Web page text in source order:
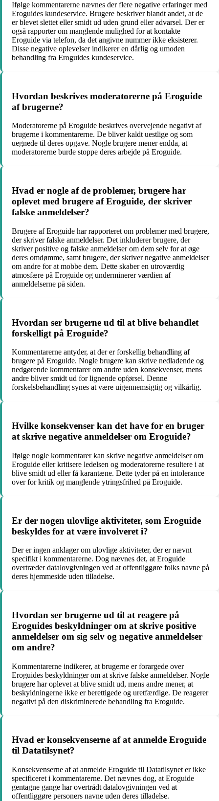
Ifølge kommentarerne nævnes der flere negative erfaringer med
Eroguides kundeservice. Brugere beskriver blandt andet, at de
er blevet slettet eller smidt ud uden grund eller advarsel. Der er
også rapporter om manglende mulighed for at kontakte
Eroguide via telefon, da det angivne nummer ikke eksisterer.
Disse negative oplevelser indikerer en dårlig og umoden
behandling fra Eroguides kundeservice.
Hvordan beskrives moderatorerne på Eroguide
af brugerne?
Moderatorerne på Eroguide beskrives overvejende negativt af
brugerne i kommentarerne. De bliver kaldt uestlige og som
uegnede til deres opgave. Nogle brugere mener endda, at
moderatorerne burde stoppe deres arbejde på Eroguide.
Hvad er nogle af de problemer, brugere har
oplevet med brugere af Eroguide, der skriver
falske anmeldelser?
Brugere af Eroguide har rapporteret om problemer med brugere,
der skriver falske anmeldelser. Det inkluderer brugere, der
skriver positive og falske anmeldelser om dem selv for at øge
deres omdømme, samt brugere, der skriver negative anmeldelser
om andre for at mobbe dem. Dette skaber en utroværdig
atmosfære på Eroguide og underminerer værdien af
anmeldelserne på siden.
Hvordan ser brugerne ud til at blive behandlet
forskelligt på Eroguide?
Kommentarerne antyder, at der er forskellig behandling af
brugere på Eroguide. Nogle brugere kan skrive nedladende og
nedgørende kommentarer om andre uden konsekvenser, mens
andre bliver smidt ud for lignende opførsel. Denne
forskelsbehandling synes at være uigennemsigtig og vilkårlig.
Hvilke konsekvenser kan det have for en bruger
at skrive negative anmeldelser om Eroguide?
Ifølge nogle kommentarer kan skrive negative anmeldelser om
Eroguide eller kritisere ledelsen og moderatorerne resultere i at
blive smidt ud eller få karantæne. Dette tyder på en intolerance
over for kritik og manglende ytringsfrihed på Eroguide.
Er der nogen ulovlige aktiviteter, som Eroguide
beskyldes for at være involveret i?
Der er ingen anklager om ulovlige aktiviteter, der er nævnt
specifikt i kommentarerne. Dog nævnes det, at Eroguide
overtræder datalovgivningen ved at offentliggøre folks navne på
deres hjemmeside uden tilladelse.
Hvordan ser brugerne ud til at reagere på
Eroguides beskyldninger om at skrive positive
anmeldelser om sig selv og negative anmeldelser
om andre?
Kommentarerne indikerer, at brugerne er forargede over
Eroguides beskyldninger om at skrive falske anmeldelser. Nogle
brugere har oplevet at blive smidt ud, mens andre mener, at
beskyldningerne ikke er berettigede og uretfærdige. De reagerer
negativt på den diskriminerede behandling fra Eroguide.
Hvad er konsekvenserne af at anmelde Eroguide
til Datatilsynet?
Konsekvenserne af at anmelde Eroguide til Datatilsynet er ikke
specificeret i kommentarerne. Det nævnes dog, at Eroguide
gentagne gange har overtrådt datalovgivningen ved at
offentliggøre personers navne uden deres tilladelse.